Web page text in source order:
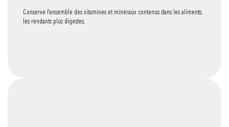
Conserve l'ensemble des vitamines et minéraux contenus dans les aliments,
les rendants plus digestes.